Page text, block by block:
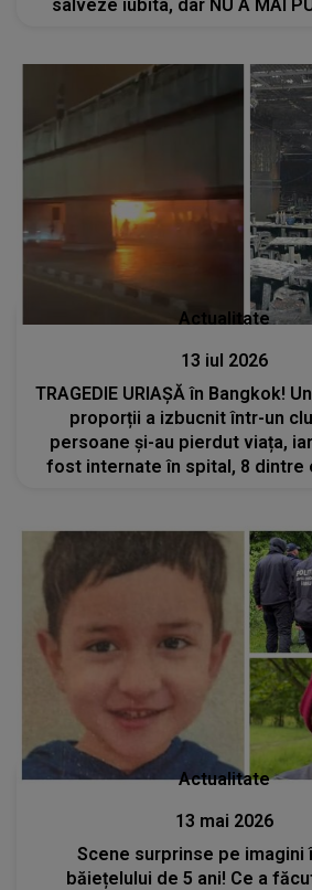
salveze iubita, dar NU A MAI
Actualitate
13 iul 2026
TRAGEDIE URIAȘĂ în Bangkok! Un incendiu de
proporții a izbucnit într-un
persoane și-au pierdut viața,
fost internate în spital, 8 dintre
Actualitate
13 mai 2026
Scene surprinse pe imagini
băiețelului de 5 ani! Ce a